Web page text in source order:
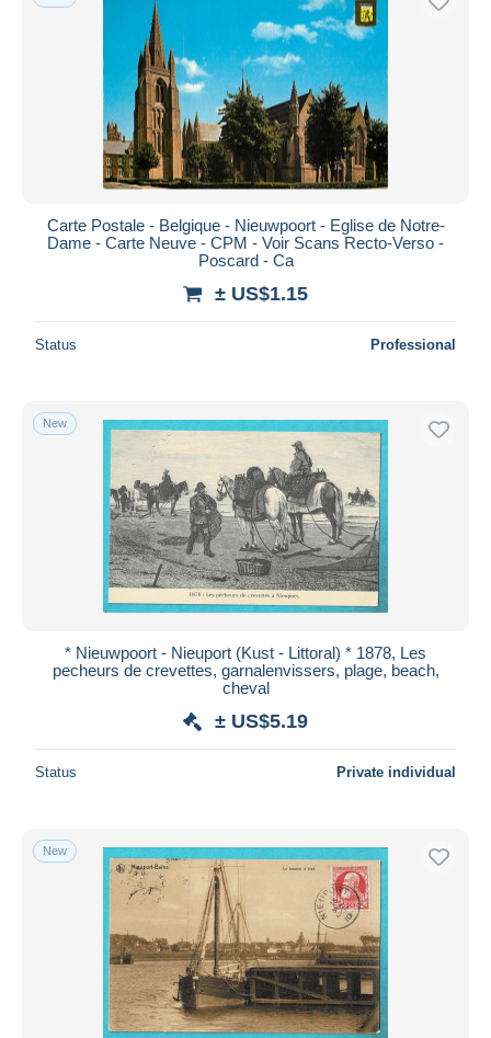
Carte Postale - Belgique - Nieuwpoort - Eglise de Notre-
Dame - Carte Neuve - CPM - Voir Scans Recto-Verso -
Poscard - Ca
± US$1.15
Status Professional
New
* Nieuwpoort - Nieuport (Kust - Littoral) * 1878, Les
pecheurs de crevettes, garnalenvissers, plage, beach,
cheval
± US$5.19
Status Private individual
New